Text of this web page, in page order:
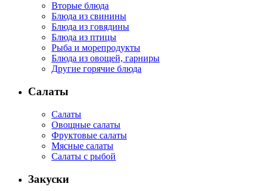
Вторые блюда
Блюда из свинины
Блюда из говядины
Блюда из птицы
Рыба и морепродукты
Блюда из овощей, гарниры
Другие горячие блюда
Салаты
Салаты
Овощные салаты
Фруктовые салаты
Мясные салаты
Салаты с рыбой
Закуски